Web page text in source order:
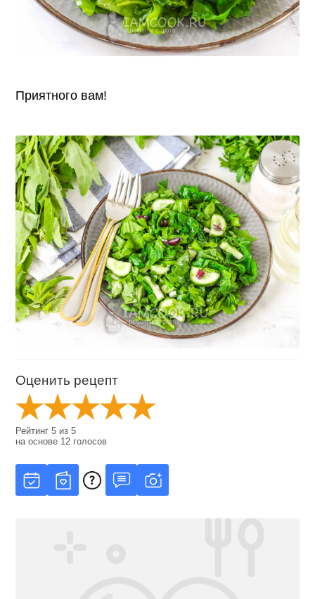
Приятного вам!
Оценить рецепт
Рейтинг5 из5
на основе 12 голосов